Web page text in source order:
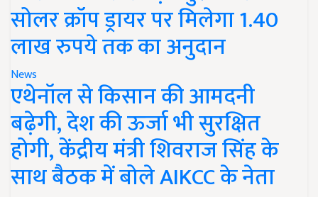
सोलर क्रॉप ड्रायर पर मिलेगा 1.40
लाख रुपये तक का अनुदान
News
एथेनॉल से किसान की आमदनी
बढ़ेगी, देश की ऊर्जा भी सुरक्षित
होगी, केंद्रीय मंत्री शिवराज सिंह के
साथ बैठक में बोले AIKCC के नेता